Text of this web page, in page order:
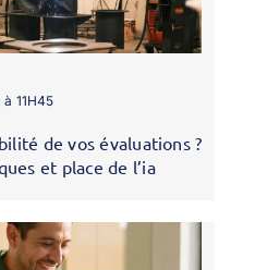
11H45
de vos évaluations ?
et place de l’ia